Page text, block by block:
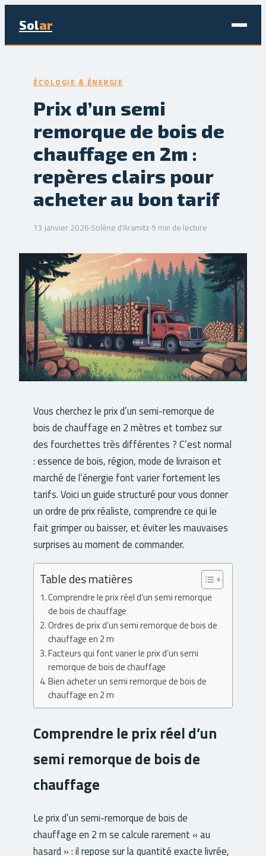
Solar
Bricolage
Écologie & Énergie
Jardinage
Immobilier
ÉCOLOGIE & ÉNERGIE
Prix d’un semi
remorque de bois de
chauffage en 2m :
repères clairs pour
acheter au bon tarif
13 janvier 2026·Solène d'Aramitz·9 min de lecture
Vous cherchez le prix d’un semi-remorque de
bois de chauffage en 2 mètres et tombez sur
des fourchettes très différentes ? C’est normal
: essence de bois, région, mode de livraison et
marché de l’énergie font varier fortement les
tarifs. Voici un guide structuré pour vous donner
un ordre de prix réaliste, comprendre ce qui le
fait grimper ou baisser, et éviter les mauvaises
surprises au moment de commander.
Table des matières
Comprendre le prix réel d’un semi remorque
de bois de chauffage
Ordres de prix d’un semi remorque de bois de
chauffage en 2 m
Facteurs qui font varier le prix d’un semi
remorque de bois de chauffage
Bien acheter un semi remorque de bois de
chauffage en 2 m
Comprendre le prix réel d’un
semi remorque de bois de
chauffage
Le prix d’un semi-remorque de bois de
chauffage en 2 m se calcule rarement « au
hasard » : il repose sur la quantité exacte livrée,